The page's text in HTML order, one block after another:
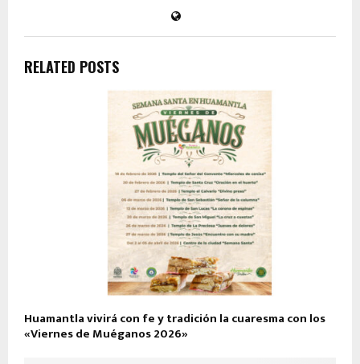
RELATED POSTS
Huamantla vivirá con fe y tradición la cuaresma con los
«Viernes de Muéganos 2026»